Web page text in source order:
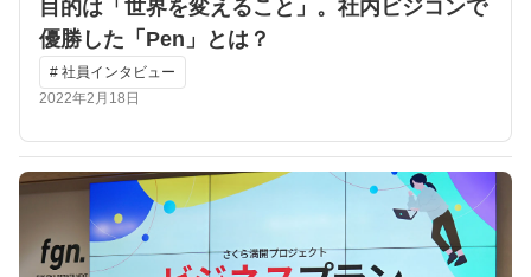
目的は「世界を変えること」。社内ビジコンで
優勝した「Pen」とは？
# 社員インタビュー
2022年2月18日